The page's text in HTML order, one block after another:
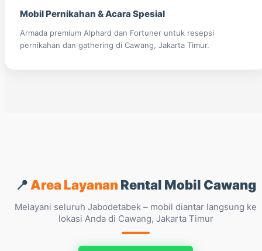
Mobil Pernikahan & Acara Spesial
Armada premium Alphard dan Fortuner untuk resepsi
pernikahan dan gathering di Cawang, Jakarta Timur.
📍 Area LayananRental Mobil Cawang
Melayani seluruh Jabodetabek – mobil diantar langsung ke
lokasi Anda di Cawang, Jakarta Timur